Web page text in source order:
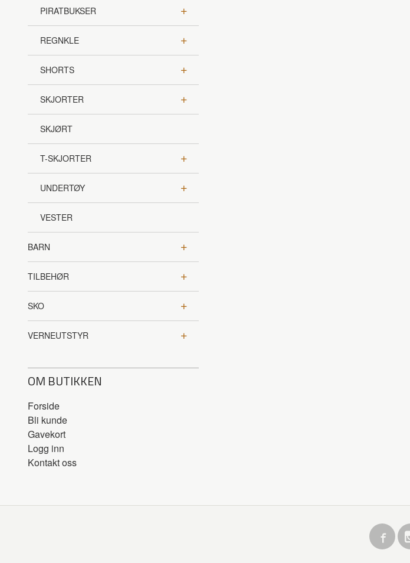
PIRATBUKSER
REGNKLE
SHORTS
SKJORTER
SKJØRT
T-SKJORTER
UNDERTØY
VESTER
BARN
TILBEHØR
SKO
VERNEUTSTYR
OM BUTIKKEN
Forside
Bli kunde
Gavekort
Logg inn
Kontakt oss